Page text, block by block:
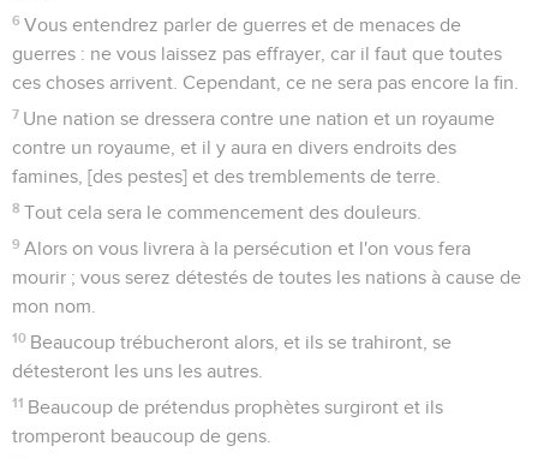
6 Vous entendrez parler de guerres et de menaces de
guerres : ne vous laissez pas effrayer, car il faut que toutes
ces choses arrivent. Cependant, ce ne sera pas encore la fin.
7 Une nation se dressera contre une nation et un royaume
contre un royaume, et il y aura en divers endroits des
famines, [des pestes] et des tremblements de terre.
8 Tout cela sera le commencement des douleurs.
9 Alors on vous livrera à la persécution et l'on vous fera
mourir ; vous serez détestés de toutes les nations à cause de
mon nom.
10 Beaucoup trébucheront alors, et ils se trahiront, se
détesteront les uns les autres.
11 Beaucoup de prétendus prophètes surgiront et ils
tromperont beaucoup de gens.